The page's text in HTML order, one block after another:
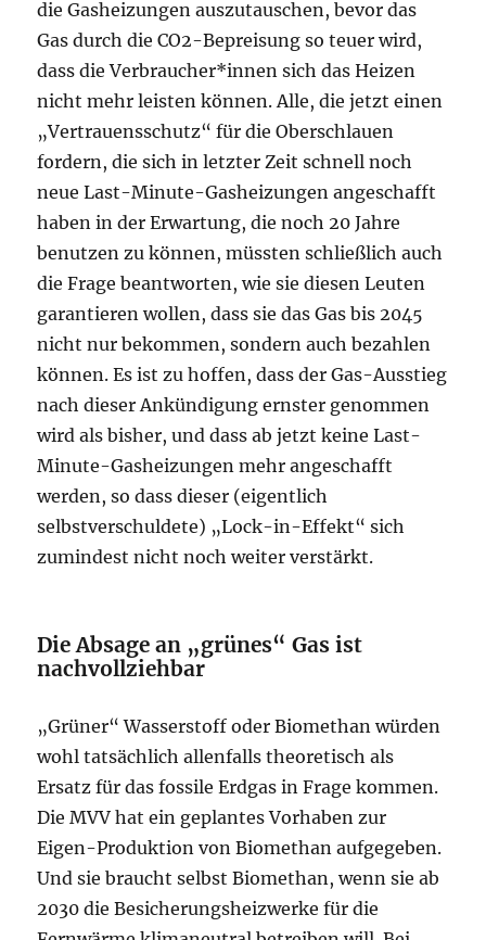
die Gasheizungen auszutauschen, bevor das
Gas durch die CO2-Bepreisung so teuer wird,
dass die Verbraucher*innen sich das Heizen
nicht mehr leisten können. Alle, die jetzt einen
„Vertrauensschutz“ für die Oberschlauen
fordern, die sich in letzter Zeit schnell noch
neue Last-Minute-Gasheizungen angeschafft
haben in der Erwartung, die noch 20 Jahre
benutzen zu können, müssten schließlich auch
die Frage beantworten, wie sie diesen Leuten
garantieren wollen, dass sie das Gas bis 2045
nicht nur bekommen, sondern auch bezahlen
können. Es ist zu hoffen, dass der Gas-Ausstieg
nach dieser Ankündigung ernster genommen
wird als bisher, und dass ab jetzt keine Last-
Minute-Gasheizungen mehr angeschafft
werden, so dass dieser (eigentlich
selbstverschuldete) „Lock-in-Effekt“ sich
zumindest nicht noch weiter verstärkt.
Die Absage an „grünes“ Gas ist
nachvollziehbar
„Grüner“ Wasserstoff oder Biomethan würden
wohl tatsächlich allenfalls theoretisch als
Ersatz für das fossile Erdgas in Frage kommen.
Die MVV hat ein geplantes Vorhaben zur
Eigen-Produktion von Biomethan aufgegeben.
Und sie braucht selbst Biomethan, wenn sie ab
2030 die Besicherungsheizwerke für die